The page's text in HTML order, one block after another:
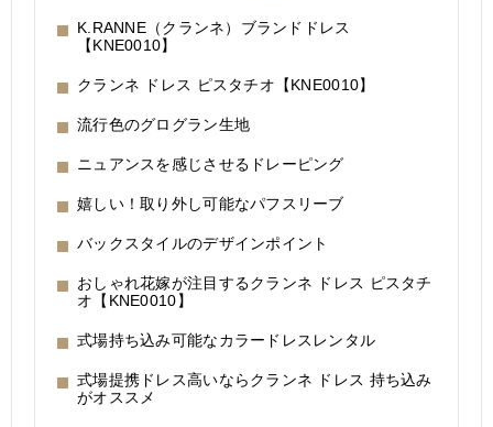
K.RANNE（クランネ）ブランドドレス
【KNE0010】
クランネ ドレス ピスタチオ【KNE0010】
流行色のグログラン生地
ニュアンスを感じさせるドレーピング
嬉しい！取り外し可能なパフスリーブ
バックスタイルのデザインポイント
おしゃれ花嫁が注目するクランネ ドレス ピスタチ
オ【KNE0010】
式場持ち込み可能なカラードレスレンタル
式場提携ドレス高いならクランネ ドレス 持ち込み
がオススメ